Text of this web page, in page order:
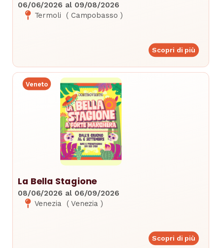
06/06/2026 al 09/08/2026
Termoli
( Campobasso )
Scopri di più
Veneto
La Bella Stagione
08/06/2026 al 06/09/2026
Venezia
( Venezia )
Scopri di più